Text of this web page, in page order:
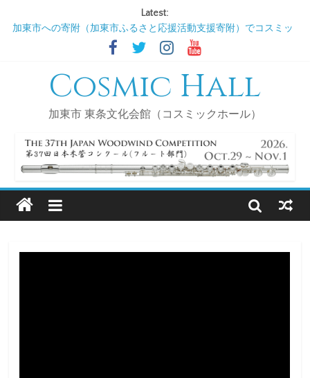
Latest:
加東市への寄附（加東市ふるさと応援活動支援寄附）でコスミッ
クホール（ＮＰＯ法人新しい風かとう）を支援してください!
2026/11/5 コスミックサロンDE歌声喫茶
2027/1/7 コスミックサロンDE歌声喫茶
Cosmic Hall
加東市 東条文化会館（コスミックホール）